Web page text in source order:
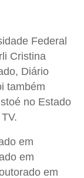
Federal
Cristina
Diário
também
no Estado
em
em
em